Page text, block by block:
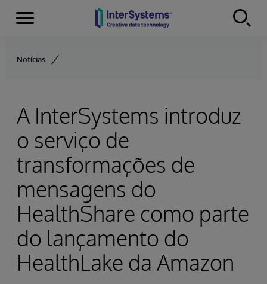
Skip to content
Menu
Notícias
A InterSystems introduz
o serviço de
transformações de
mensagens do
HealthShare como parte
do lançamento do
HealthLake da Amazon